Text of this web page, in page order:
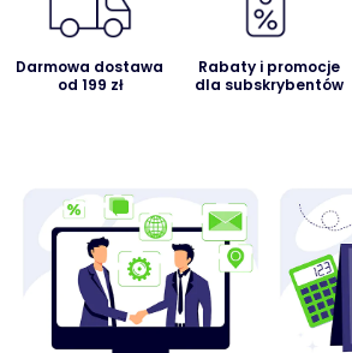
Darmowa dostawa
od 199 zł
Rabaty i promocje
dla subskrybentów